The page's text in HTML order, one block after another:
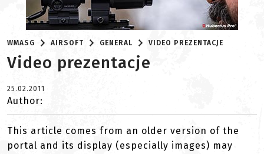
WMASG AIRSOFT GENERAL VIDEO PREZENTACJE
Video prezentacje
25.02.2011
Author:
This article comes from an older version of the
portal and its display (especially images) may